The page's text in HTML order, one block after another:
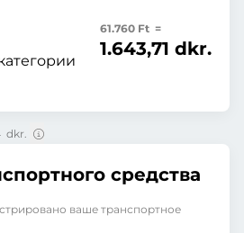
61.760 Ft =
1.643,71 dkr.
dkr.
средства
ваше транспортное